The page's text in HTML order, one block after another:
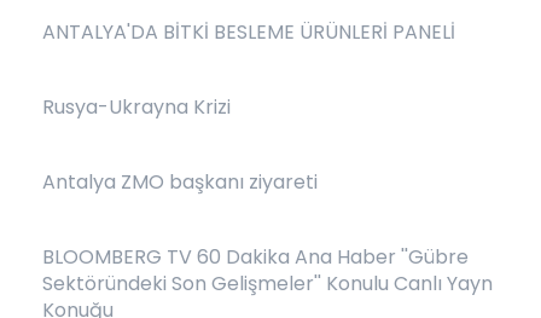
ANTALYA'DA BİTKİ BESLEME ÜRÜNLERİ PANELİ
Rusya-Ukrayna Krizi
Antalya ZMO başkanı ziyareti
BLOOMBERG TV 60 Dakika Ana Haber ''Gübre
Sektöründeki Son Gelişmeler'' Konulu Canlı Yayn
Konuğu